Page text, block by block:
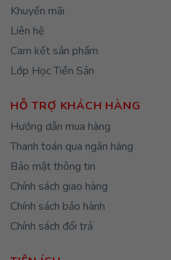
Khuyến mãi
Liên hệ
Cam kết sản phẩm
Lớp Học Tiền Sản
HỖ TRỢ KHÁCH HÀNG
Hướng dẫn mua hàng
Thanh toán qua ngân hàng
Bảo mật thông tin
Chính sách giao hàng
Chính sách bảo hành
Chính sách đổi trả